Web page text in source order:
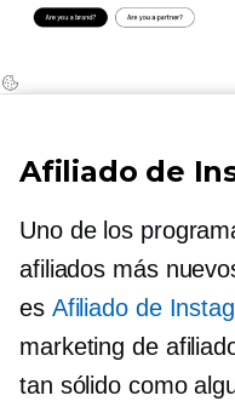
Afiliado de
Uno de los
afiliados más
es Afiliado de
marketing de
tan sólido como